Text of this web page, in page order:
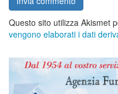
Questo sito utilizza Akismet
vengono elaborati i dati